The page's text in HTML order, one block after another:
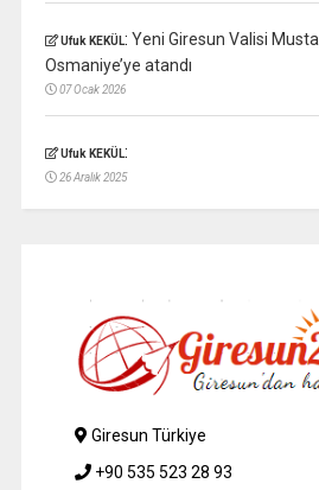
Ufuk KEKÜL: Yeni Giresun Valisi
Osmaniye’ye atandı
07 Ocak 2026
Ufuk KEKÜL:
26 Aralık 2025
Giresun Türkiye
+90 535 523 28 93